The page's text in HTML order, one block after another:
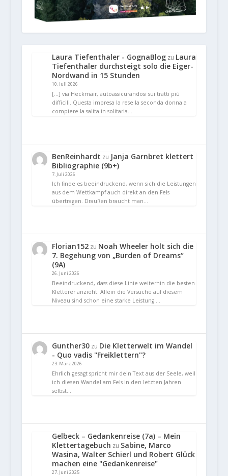
Laura Tiefenthaler - GognaBlogzu Laura
Tiefenthaler durchsteigt solo die Eiger-
Nordwand in 15 Stunden
10. Juli 2026
[…] via Heckmair, autoassicurandosi sui tratti più
difficili. Questa impresa la rese la seconda donna a
compiere la salita in solitaria…
BenReinhardt zu Janja Garnbret klettert
Bibliographie (9b+)
7. Juli 2026
Ich finde es beeindruckend, wenn sich die Leistungen
aus dem Wettkampf auch direkt an den Fels
übertragen. Draußen braucht man…
Florian152zu Noah Wheeler holt sich die
7. Begehung von „Burden of Dreams“
(9A)
26. Juni 2026
Beeindruckend, dass diese Linie weiterhin die besten
Kletterer anzieht. Allein die Versuche auf diesem
Niveau sind schon eine starke Leistung.…
Gunther30zu Die Kletterwelt im Wandel
- Quo vadis "Freiklettern"?
23. März 2026
Ehrlich gesagt spricht mir dein Text aus der Seele, weil
ich diesen Wandel am Fels in den letzten Jahren
selbst…
Gelbeck – Gedankenreise (7a) – Mein
Klettertagebuch zu Sabine, Marco
Wasina, Walter Schierl und Robert Glück
machen eine "Gedankenreise"
27. Juni 2025